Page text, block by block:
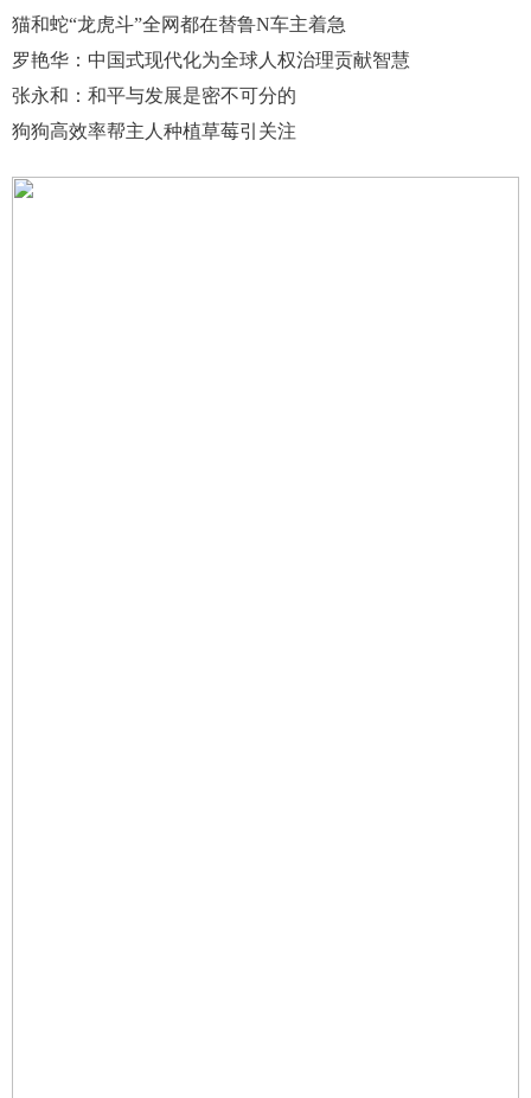
猫和蛇“龙虎斗”全网都在替鲁N车主着急
罗艳华：中国式现代化为全球人权治理贡献智慧
张永和：和平与发展是密不可分的
狗狗高效率帮主人种植草莓引关注